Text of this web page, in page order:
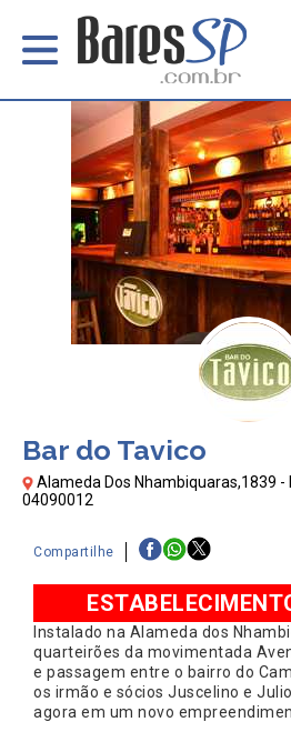
Bar do Tavico
Alameda Dos Nhambiquaras,1839 -
04090012
Compartilhe
Instalado na Alameda dos
quarteirões da movimentada
e passagem entre o bairro do
os irmão e sócios Juscelino e
agora em um novo